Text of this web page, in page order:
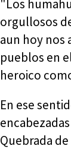
"Los
orgullosos
aun hoy nos
pueblos en
heroico
En ese
Quebrada